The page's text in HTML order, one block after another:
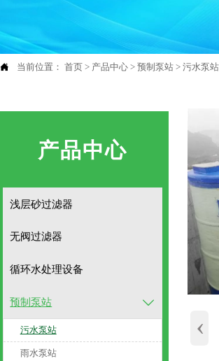
 当前位置：首页 > 产品中心 >预制泵站 >污水泵站
产品中心
浅层砂过滤器
无阀过滤器
循环水处理设备
预制泵站 
污水泵站
雨水泵站
‹